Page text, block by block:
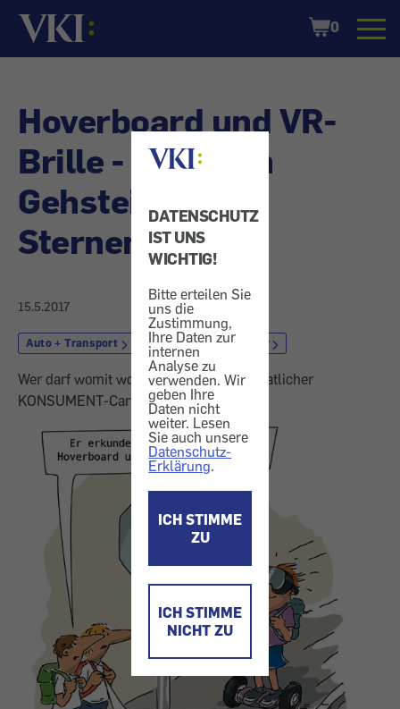
DATENSCHUTZ
IST UNS
WICHTIG!
Bitte erteilen Sie
uns die
Zustimmung,
Ihre Daten zur
internen
Analyse zu
verwenden. Wir
geben Ihre
Daten nicht
weiter. Lesen
Sie auch unsere
Datenschutz-
Erklärung.
ICH STIMME
ZU
ICH STIMME
NICHT ZU
Startseite
Shopping
Cart
0
Hoverboard und VR-
Brille - Über den
Gehsteig zu den
Sternen
15.5.2017
Auto + Transport Fahrrad Scooter
Wer darf womit wo fahren? - Unser monatlicher
KONSUMENT-Cartoon 6/2017.